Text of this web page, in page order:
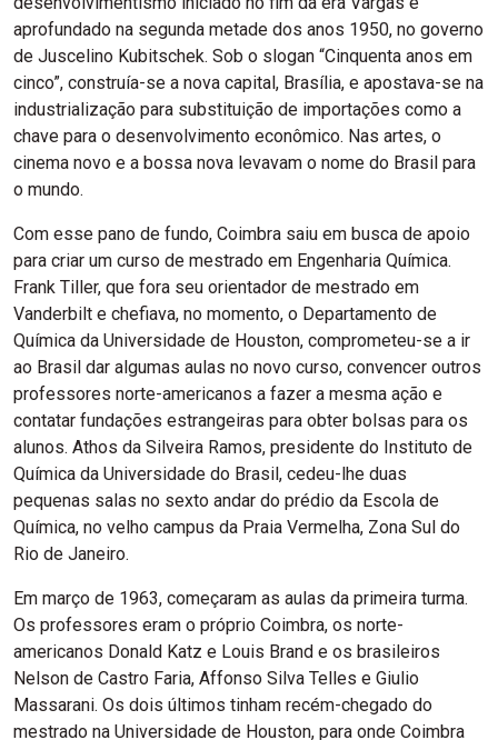
aprofundado na segunda metade dos anos 1950, no governo
de Juscelino Kubitschek. Sob o slogan “Cinquenta anos em
cinco”, construía-se a nova capital, Brasília, e apostava-se na
industrialização para substituição de importações como a
chave para o desenvolvimento econômico. Nas artes, o
cinema novo e a bossa nova levavam o nome do Brasil para
o mundo.
Com esse pano de fundo, Coimbra saiu em busca de apoio
para criar um curso de mestrado em Engenharia Química.
Frank Tiller, que fora seu orientador de mestrado em
Vanderbilt e chefiava, no momento, o Departamento de
Química da Universidade de Houston, comprometeu-se a ir
ao Brasil dar algumas aulas no novo curso, convencer outros
professores norte-americanos a fazer a mesma ação e
contatar fundações estrangeiras para obter bolsas para os
alunos. Athos da Silveira Ramos, presidente do Instituto de
Química da Universidade do Brasil, cedeu-lhe duas
pequenas salas no sexto andar do prédio da Escola de
Química, no velho campus da Praia Vermelha, Zona Sul do
Rio de Janeiro.
Em março de 1963, começaram as aulas da primeira turma.
Os professores eram o próprio Coimbra, os norte-
americanos Donald Katz e Louis Brand e os brasileiros
Nelson de Castro Faria, Affonso Silva Telles e Giulio
Massarani. Os dois últimos tinham recém-chegado do
mestrado na Universidade de Houston, para onde Coimbra